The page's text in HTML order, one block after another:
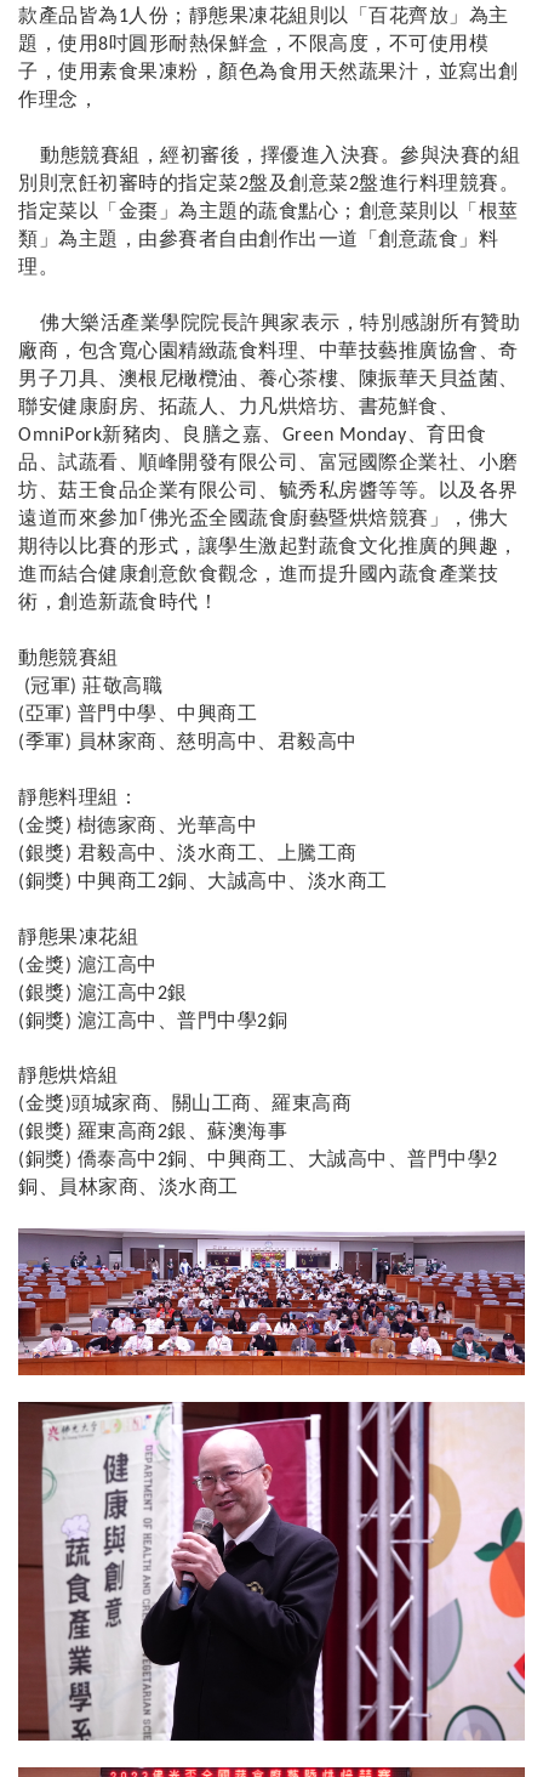
款產品皆為1 人份；靜態果凍花組則以「百花齊放」為主
題，使用8吋圓形耐熱保鮮盒，不限高度，不可使用模
子，使用素食果凍粉，顏色為食用天然蔬果汁，並寫出創
作理念，
動態競賽組，經初審後，擇優進入決賽。參與決賽的組
別則烹飪初審時的指定菜2盤及創意菜2盤進行料理競賽。
指定菜以「金棗」為主題的蔬食點心；創意菜則以「根莖
類」為主題，由參賽者自由創作出一道「創意蔬食」料
理。
佛大樂活產業學院院長許興家表示，特別感謝所有贊助
廠商，包含寬心園精緻蔬食料理、中華技藝推廣協會、奇
男子刀具、澳根尼橄欖油、養心茶樓、陳振華天貝益菌、
聯安健康廚房、拓蔬人、力凡烘焙坊、書苑鮮食、
OmniPork新豬肉、良膳之嘉、 Green Monday 、育田食
品、試蔬看、順峰開發有限公司、富冠國際企業社、小磨
坊、菇王食品企業有限公司、毓秀私房醬等等。以及各界
遠道而來參加｢佛光盃全國蔬食廚藝暨烘焙競賽」
，佛大
期待以比賽的形式，讓學生激起對蔬食文化推廣的興趣，
進而結合健康創意飲食觀念，進而提升國內蔬食產業技
術，創造新蔬食時代！
動態競賽組
(冠軍) 莊敬高職
(亞軍) 普門中學、中興商工
(季軍) 員林家商、慈明高中、君毅高中
靜態料理組：
(金獎) 樹德家商、光華高中
(銀獎) 君毅高中、淡水商工、上騰工商
(銅獎) 中興商工2銅、大誠高中、淡水商工
靜態果凍花組
(金獎) 滬江高中
(銀獎) 滬江高中2銀
(銅獎) 滬江高中、普門中學2銅
靜態烘焙組
(金獎)頭城家商、 關山工商、羅東高商
(銀獎) 羅東高商2銀、蘇澳海事
(銅獎) 僑泰高中2銅、中興商工、大誠高中、普門中學2
銅、員林家商、淡水商工